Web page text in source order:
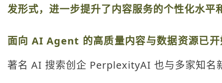
发形式，进一步提升了内容服务的个性化水
面向 AI Agent 的高质量内容与数据资源已
著名 AI 搜索创企 PerplexityAI 也与多家知名